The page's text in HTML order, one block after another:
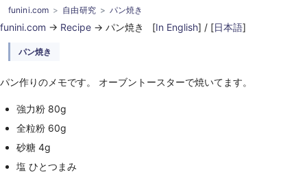
funini.com 自由研究 パン焼き
funini.com -> Recipe -> パン焼き [In English] / [日本語]
パン焼き
パン作りのメモです。 オーブントースターで焼いてます。
強力粉 80g
全粒粉 60g
砂糖 4g
塩 ひとつまみ